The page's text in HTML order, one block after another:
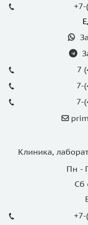
7
7-
7-
Клиника,
Пн -
Сб